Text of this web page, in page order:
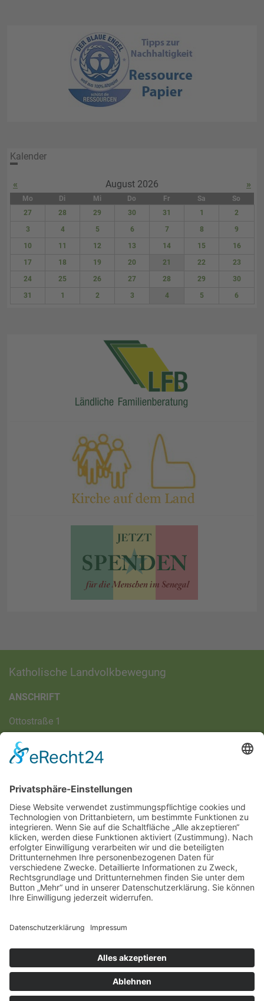
Kalender
« August 2026 »
Mo Di Mi Do Fr Sa
So
27
28 29 30 31 1
2
3
4 5 6 7 8
9
10
11 12 13 14 15
16
17
18 19 20 21 22
23
24
25 26 27 28 29
30
31
1 2 3 4 5 6
Katholische Landvolkbewegung
ANSCHRIFT
Ottostraße 1
DIREKT-KONTAKT
Telefon: (09 31) 3 86 - 63 7 21
Du findest uns auf Facebook